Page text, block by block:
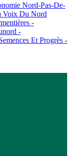
Nord-Pas-De-
Voix Du Nord
-
-
Et Progrès -